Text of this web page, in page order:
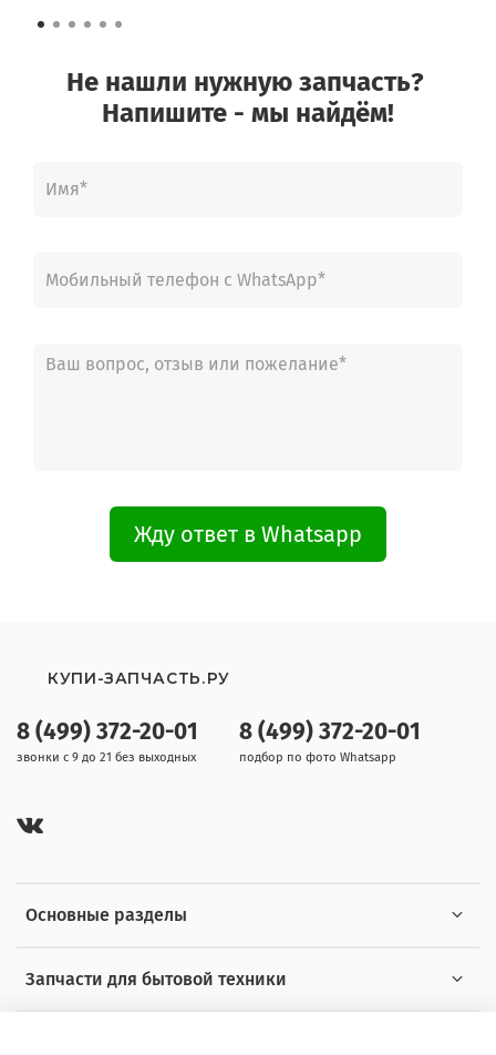
Не нашли нужную запчасть?
Напишите - мы найдём!
Жду ответ в Whatsapp
Основные разделы
Запчасти для бытовой техники
8 (499) 372-20-01
звонки с 9 до 21 без выходных
8 (499) 372-20-01
подбор по фото Whatsapp
КУПИ-ЗАПЧАСТЬ.РУ